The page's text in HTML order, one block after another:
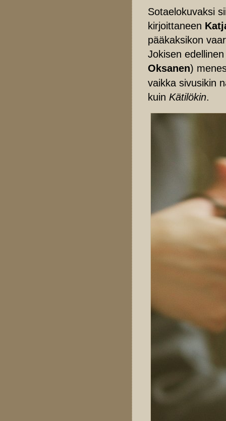
Sotaelokuvaksi
kirjoittaneen
pääkaksikon
Jokisen
Oksanen)
vaikka sivusikin
kuin Kätilökin.